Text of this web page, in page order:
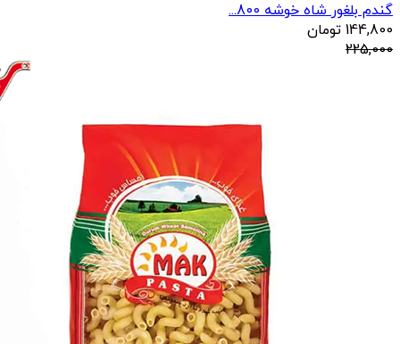
گندم بلغور شاه خوشه 800...
144,800 تومان
225,000